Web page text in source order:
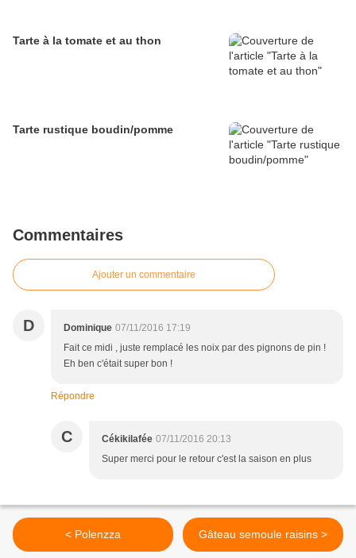
Tarte à la tomate et au thon
Tarte rustique boudin/pomme
Commentaires
Ajouter un commentaire
D Dominique 07/11/2016 17:19
Fait ce midi , juste remplacé les noix par des pignons de pin !
Eh ben c'était super bon !
Répondre
C Cékikilafée 07/11/2016 20:13
Super merci pour le retour c'est la saison en plus
< Polenzza Gâteau semoule raisins >